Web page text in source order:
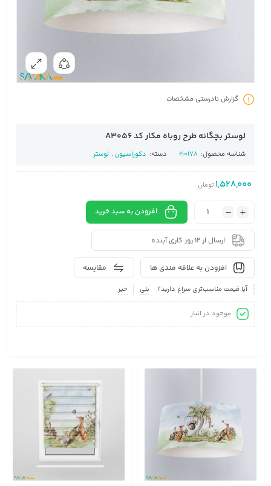
گزارش نادرستی مشخصات
لوستر بچگانه طرح روباه مکار کد A3056
شناسه محصول: 210178 دسته: دکوراسیون, لوستر
1,528,000 تومان
افزودن به سبد خرید
ارسال از 12 روز کاری آینده
مقایسه افزودن به علاقه مندی ها
آیا قیمت مناسب‌تری سراغ دارید؟ بلی خیر
موجود در انبار